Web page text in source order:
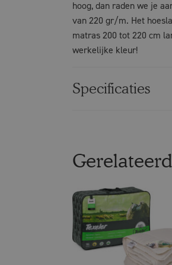
hoog, dan raden we je
van 220 gr/m. Het
matras 200 tot 220 cm
werkelijke kleur!
Specificaties